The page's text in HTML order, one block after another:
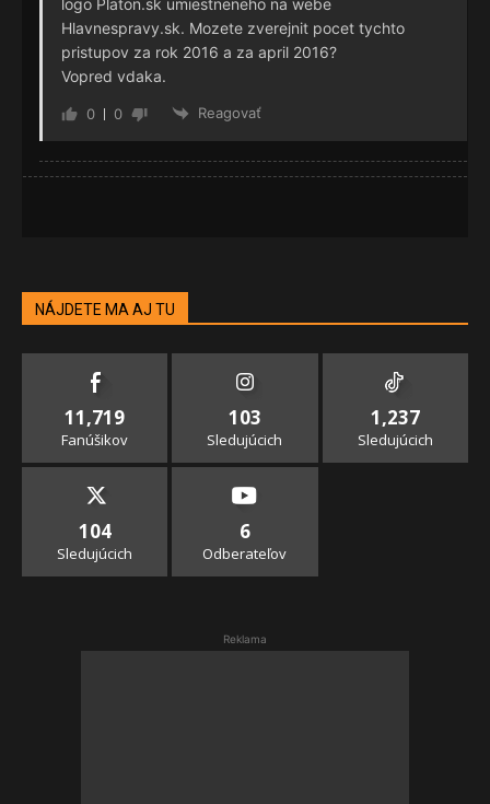
logo Platon.sk umiestneneho na webe
Hlavnespravy.sk. Mozete zverejnit pocet tychto
pristupov za rok 2016 a za april 2016?
Vopred vdaka.
0 0 Reagovať
NÁJDETE MA AJ TU
11,719
Fanúšikov
103
Sledujúcich
1,237
Sledujúcich
104
Sledujúcich
6
Odberateľov
Reklama